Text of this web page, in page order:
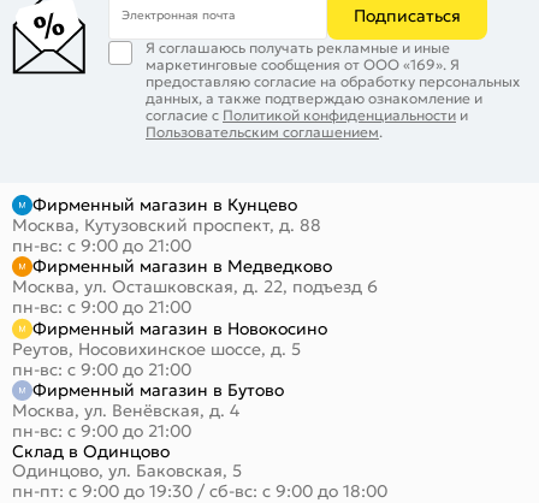
Электронная почта Подписаться
Я соглашаюсь получать рекламные и иные
маркетинговые сообщения от ООО «169». Я
предоставляю согласие на обработку персональных
данных, а также подтверждаю ознакомление и
согласие с Политикой конфиденциальности и
Пользовательским соглашением.
Фирменный магазин в Кунцево
Москва, Кутузовский проспект, д. 88
пн-вс: с 9:00 до 21:00
Фирменный магазин в Медведково
Москва, ул. Осташковская, д. 22, подъезд 6
пн-вс: с 9:00 до 21:00
Фирменный магазин в Новокосино
Реутов, Носовихинское шоссе, д. 5
пн-вс: с 9:00 до 21:00
Фирменный магазин в Бутово
Москва, ул. Венёвская, д. 4
пн-вс: с 9:00 до 21:00
Склад в Одинцово
Одинцово, ул. Баковская, 5
пн-пт: с 9:00 до 19:30 / сб-вс: с 9:00 до 18:00